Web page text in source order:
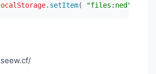
. setItem( "files:ned"